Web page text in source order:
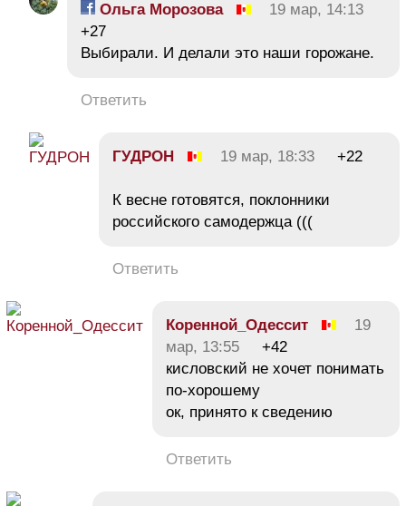
Ольга Морозова
19 мар, 14:13
+27
Выбирали. И делали это наши горожане.
Ответить
ГУДРОН 19 мар, 18:33 +22
К весне готовятся, поклонники
российского самодержца (((
Ответить
Коренной_Одессит
19
мар, 13:55
+42
кисловский не хочет понимать
по-хорошему
ок, принято к сведению
Ответить